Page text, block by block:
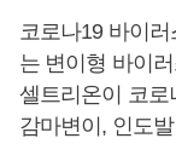
코로나19 바이
는 변이형 바이
셀트리온이 코로
감마변이, 인도